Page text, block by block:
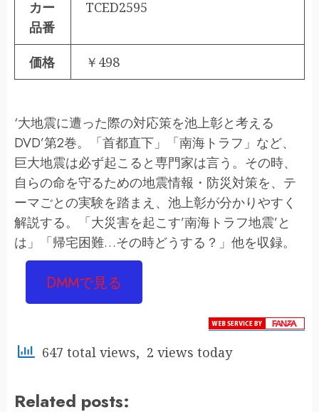
カー
品番
TCED2595
価格 ￥498
‘大地震に遭った際の対応策を池上彰と考える
DVD’第2巻。「首都直下」「南海トラフ」など、
巨大地震は必ず起こると専門家は言う。その時、
自らの命を守るための地震情報・防災対策を、テ
ーマごとの実験を踏まえ、池上彰が分かりやすく
解説する。「大災害を起こす’南海トラフ地震’と
は」「帰宅困難…その時どうする？」他を収録。
DMMで見る
647 total views, 2 views today
Related posts: